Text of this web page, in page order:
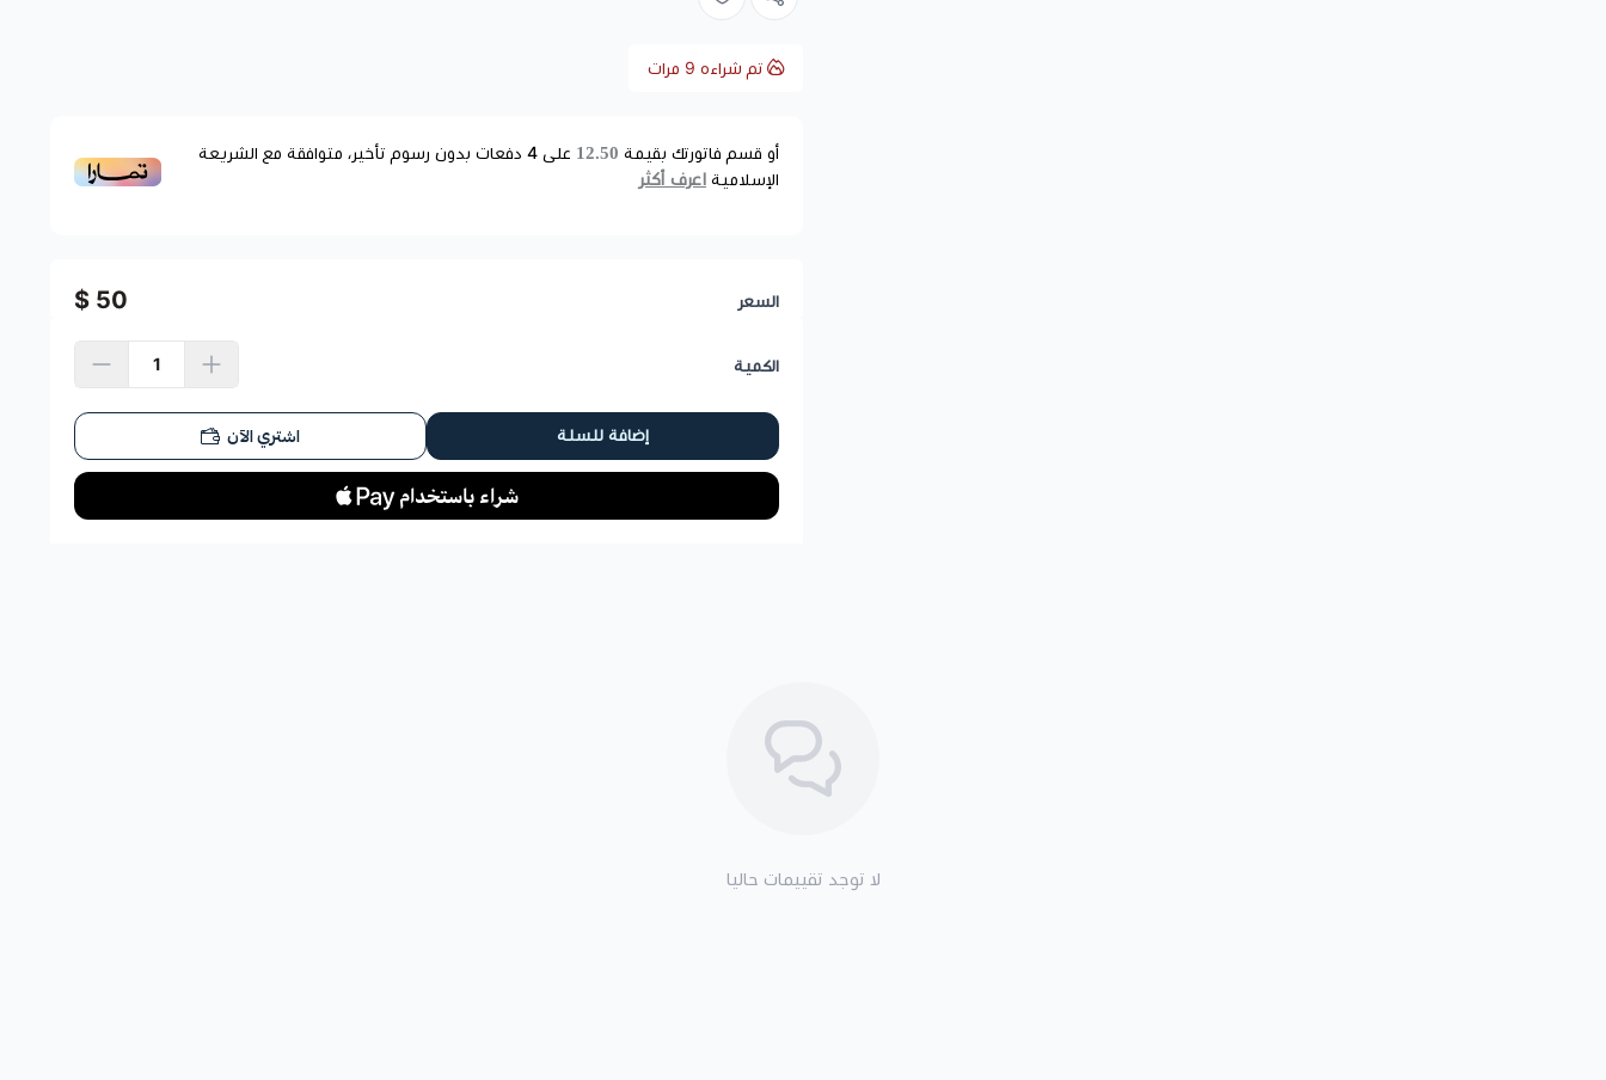
تم شراءه 9 مرات
أو قسم فاتورتك بقيمة 12.50 على 4 دفعات بدون رسوم تأخير، متوافقة مع الشريعة
الإسلامية اعرف أكثر
السعر 50 $
الكمية
إضافة للسلة اشتري الآن
لا توجد تقييمات حاليا